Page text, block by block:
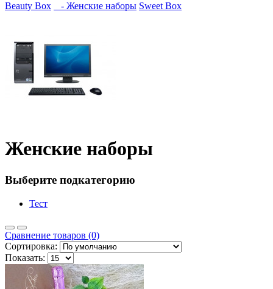
Beauty Box
- Женские наборы Sweet Box
Женские наборы
Выберите подкатегорию
Тест
Сравнение товаров (0)
Сортировка:
Показать: